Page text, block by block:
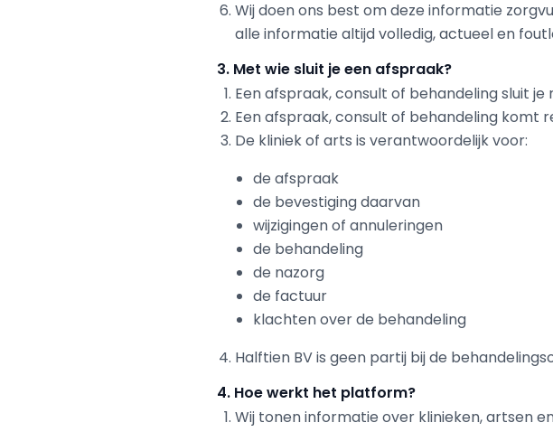
Wij doen ons best om deze informatie
alle informatie altijd volledig, actueel en
3. Met wie sluit je een afspraak?
Een afspraak, consult of behandeling sluit je
Een afspraak, consult of behandeling komt
De kliniek of arts is verantwoordelijk voor:
de afspraak
de bevestiging daarvan
wijzigingen of annuleringen
de behandeling
de nazorg
de factuur
klachten over de behandeling
Halftien BV is geen partij bij de
4. Hoe werkt het platform?
Wij tonen informatie over klinieken, artsen